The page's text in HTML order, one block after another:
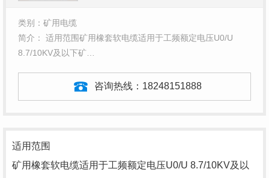
类别：矿用电缆
简介： 适用范围矿用橡套软电缆适用于工频额定电压U0/U
8.7/10KV及以下矿…
咨询热线： 18248151888
适用范围
矿用橡套软电缆适用于工频额定电压U0/U 8.7/10KV及以